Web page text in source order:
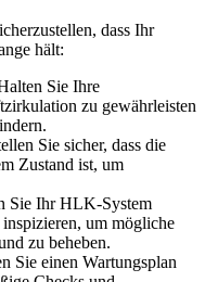
dass Ihr
hält:
Sie Ihre
zu gewährleisten
Sie sicher, dass die
Zustand ist, um
Sie Ihr HLK-System
um mögliche
zu beheben.
Sie einen Wartungsplan